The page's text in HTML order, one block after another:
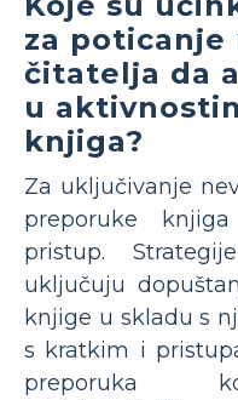
za poticanje
čitatelja da
u
knjiga?
Za uključivanje
preporuke
pristup.
uključuju
knjige u skladu s
s kratkim i
preporuka